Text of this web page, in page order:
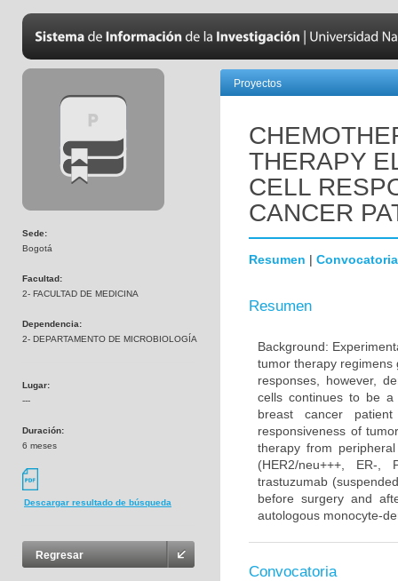
Sede:
Bogotá
Facultad:
2- FACULTAD DE MEDICINA
Dependencia:
2- DEPARTAMENTO DE MICROBIOLOGÍA
Lugar:
---
Duración:
6 meses
Descargar resultado de búsqueda
Regresar
Proyectos
THERAPY
CELL
CANCER
Resumen | Convocatoria
Resumen
Background:
tumor therapy regimens
responses, however,
cells continues to be a
breast cancer
responsiveness of
therapy from
(HER2/neu+++, ER-,
trastuzumab
before surgery and
autologous monocyte-
Convocatoria